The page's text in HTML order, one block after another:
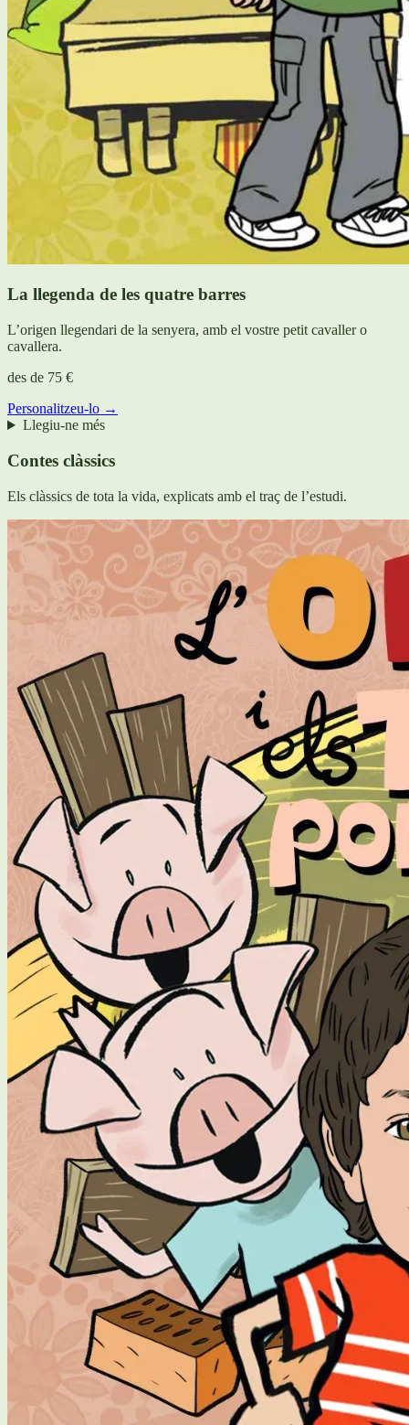
La llegenda de les quatre barres
L’origen llegendari de la senyera, amb el vostre petit cavaller o
cavallera.
des de 75 €
Personalitzeu-lo →
Llegiu-ne més
Contes clàssics
Els clàssics de tota la vida, explicats amb el traç de l’estudi.